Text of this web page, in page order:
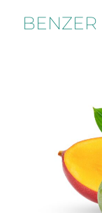
BENZER